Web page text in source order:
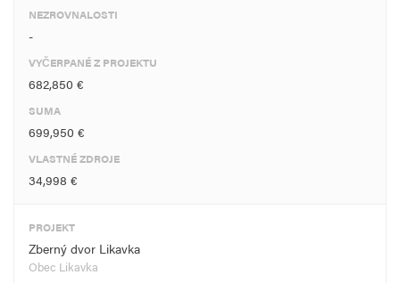
NEZROVNALOSTI
-
VYČERPANÉ Z PROJEKTU
682,850 €
SUMA
699,950 €
VLASTNÉ ZDROJE
34,998 €
PROJEKT
Zberný dvor Likavka
Obec Likavka